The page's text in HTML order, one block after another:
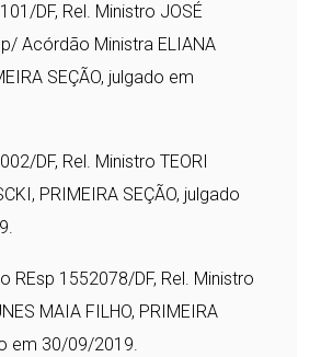
DF, Rel. Ministro JOSÉ
p/ Acórdão Ministra ELIANA
SEÇÃO, julgado em
DF, Rel. Ministro TEORI
PRIMEIRA SEÇÃO, julgado
REsp 1552078/DF, Rel. Ministro
MAIA FILHO, PRIMEIRA
em 30/09/2019.